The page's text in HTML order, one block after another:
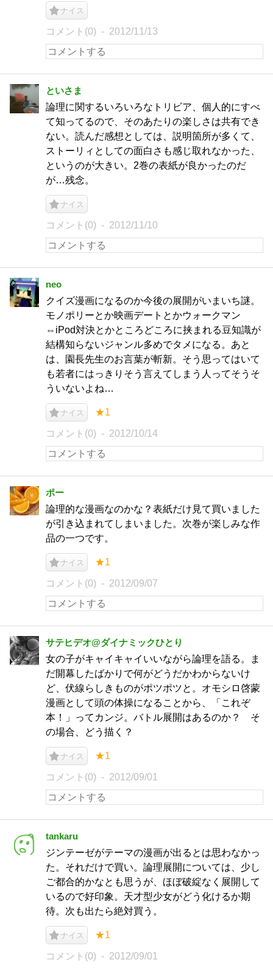
ナイス
コメント(0) 2012/11/13
といさま
論理に関するいろいろなトリビア、個人的にすべ
て知ってるので、そのあたりの楽しさは共有でき
ない。読んだ感想としては、説明箇所が多くて、
ストーリィとしての面白さも感じ取れなかった、
というのが大きい。2巻の表紙が良かったのだ
が…残念。
ナイス
コメント(0) 2012/11/10
neo
クイズ漫画になるのか今後の展開がいまいち謎。
モノポリーとか映画デートとかウォークマン
⇔iPod対決とかところどころに挟まれる豆知識が
結構知らないジャンル多めでタメになる。あと
は、園長先生のお言葉が斬新。そう思ってはいて
も若者にはっきりそう言えてしまう人ってそうそ
ういないよね…
ナイス ★1
コメント(0) 2012/10/14
ポー
論理的な漫画なのかな？表紙だけ見て買いました
が引き込まれてしまいました。次巻が楽しみな作
品の一つです。
ナイス ★1
コメント(0) 2012/09/07
サテヒデオ@ダイナミックひとり
女の子がキャイキャイいいながら論理を語る。ま
だ開幕したばかりで何がどうだかわからないけ
ど、伏線らしきものがポツポツと。オモシロ啓蒙
漫画として頭の体操になることから、「これぞ
本！」ってカンジ。バトル展開はあるのか？ そ
の場合、どう描く？
ナイス ★1
コメント(0) 2012/09/01
tankaru
ジンテーゼがテーマの漫画が出るとは思わなかっ
た。それだけで買い。論理展開については、少し
ご都合的かなとも思うが、ほぼ破綻なく展開して
いるので好印象。天才型少女がどう化けるか期
待。次も出たら絶対買う。
ナイス ★1
コメント(0) 2012/09/01